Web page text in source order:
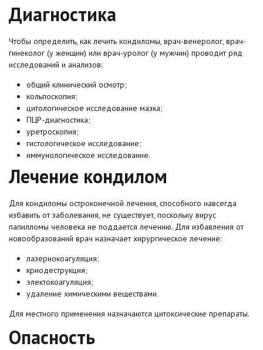
Диагностика
Чтобы определить, как лечить кондиломы, врач-венеролог, врач-
гинеколог (у женщин) или врач-уролог (у мужчин) проводит ряд
исследований и анализов:
общий клинический осмотр;
кольпоскопия;
цитологическое исследование мазка;
ПЦР-диагностика;
уретроскопия;
гистологическое исследование;
иммунологическое исследование.
Лечение кондилом
Для кондиломы остроконечной лечения, способного навсегда
избавить от заболевания, не существует, поскольку вирус
папилломы человека не поддается лечению. Для избавления от
новообразований врач назначает хирургическое лечение:
лазернокоагуляция;
криодеструкция;
электокоагуляция;
удаление химическими веществами.
Для местного применения назначаются цитоксические препараты.
Опасность